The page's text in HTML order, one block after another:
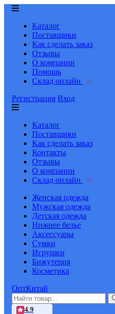
Каталог
Поставщики
Как сделать заказ
Отзывы
О компании
Помощь
Склад онлайн
Регистрация Вход
Каталог
Поставщики
Как сделать заказ
Контакты
Отзывы
О компании
Склад онлайн
Женская одежда
Мужская одежда
Детская одежда
Нижнее белье
Аксессуары
Сумки
Игрушки
Бижутерия
Косметика
ОптКитай
4.9